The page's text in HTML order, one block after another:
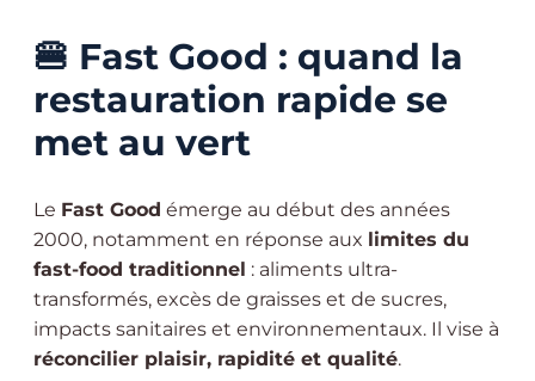
🍔 Fast Good : quand la
restauration rapide se
met au vert
Le Fast Good émerge au début des années
2000, notamment en réponse aux limites du
fast-food traditionnel : aliments ultra-
transformés, excès de graisses et de sucres,
impacts sanitaires et environnementaux. Il vise à
réconcilier plaisir, rapidité et qualité.